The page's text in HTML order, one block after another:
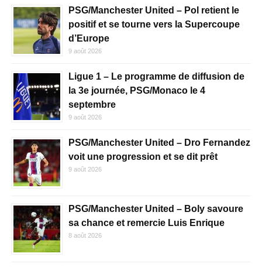
PSG/Manchester United – Pol retient le
positif et se tourne vers la Supercoupe
d’Europe
9 août 2026
Ligue 1 – Le programme de diffusion de
la 3e journée, PSG/Monaco le 4
septembre
9 août 2026
PSG/Manchester United – Dro Fernandez
voit une progression et se dit prêt
9 août 2026
PSG/Manchester United – Boly savoure
sa chance et remercie Luis Enrique
8 août 2026